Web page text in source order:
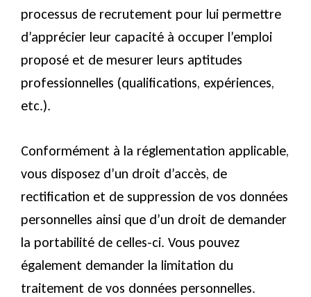
processus de recrutement pour lui permettre
d’apprécier leur capacité à occuper l’emploi
proposé et de mesurer leurs aptitudes
professionnelles (qualifications, expériences,
etc.).
Conformément à la réglementation applicable,
vous disposez d’un droit d’accès, de
rectification et de suppression de vos données
personnelles ainsi que d’un droit de demander
la portabilité de celles-ci. Vous pouvez
également demander la limitation du
traitement de vos données personnelles.